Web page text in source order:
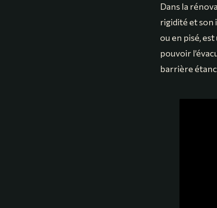
Dans la
rigidité et son
ou en pisé,
pouvoir
barrière